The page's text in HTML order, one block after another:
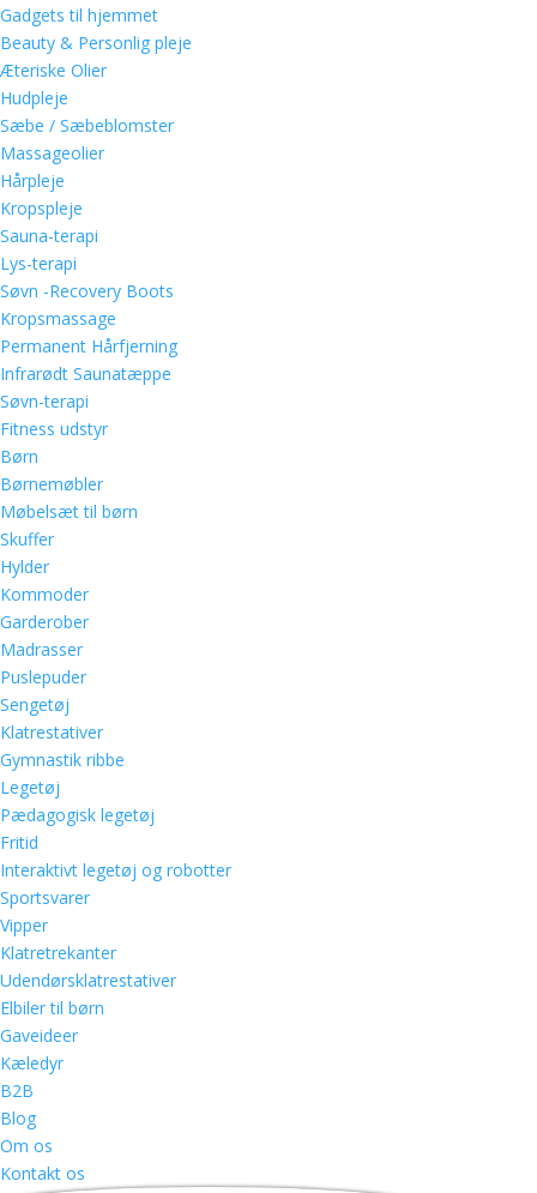
Gadgets til hjemmet
Beauty & Personlig pleje
Æteriske Olier
Hudpleje
Sæbe / Sæbeblomster
Massageolier
Hårpleje
Kropspleje
Sauna-terapi
Lys-terapi
Søvn -Recovery Boots
Kropsmassage
Permanent Hårfjerning
Infrarødt Saunatæppe
Søvn-terapi
Fitness udstyr
Børn
Børnemøbler
Møbelsæt til børn
Skuffer
Hylder
Kommoder
Garderober
Madrasser
Puslepuder
Sengetøj
Klatrestativer
Gymnastik ribbe
Legetøj
Pædagogisk legetøj
Fritid
Interaktivt legetøj og robotter
Sportsvarer
Vipper
Klatretrekanter
Udendørsklatrestativer
Elbiler til børn
Gaveideer
Kæledyr
B2B
Blog
Om os
Kontakt os